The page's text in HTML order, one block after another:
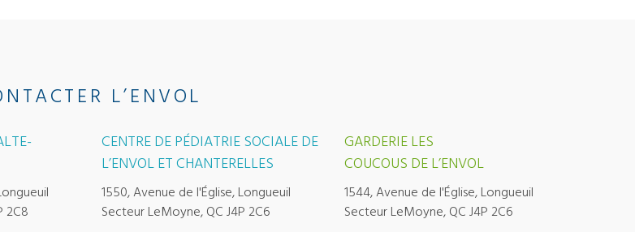
L’ENVOL
2C8
CENTRE DE PÉDIATRIE SOCIALE DE
L’ENVOL ET CHANTERELLES
1550, Avenue de l'Église, Longueuil
Secteur LeMoyne, QC J4P 2C6
GARDERIE LES
COUCOUS DE L’ENVOL
1544, Avenue de l'Église, Longueuil
Secteur LeMoyne, QC J4P 2C6